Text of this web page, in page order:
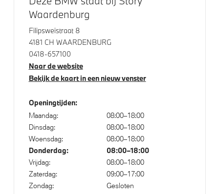
Aandrijving en onderstel
Laadkabel (Mode 3, 22kW)
Adaptief onderstel professional
Veiligheid
Akoestische waarschuwing voor voetgangers
Actieve Voetgangersbescherming
Waardenburg
Filipsweistraat 8
4181 CH WAARDENBURG
0418-657100
Naar de website
Bekijk de kaart in een nieuw venster
Openingtijden:
Maandag:
08:00–18:00
Dinsdag:
08:00–18:00
Woensdag:
08:00–18:00
Donderdag: 08:00–18:00
Vrijdag:
08:00–18:00
Zaterdag:
09:00–17:00
Zondag:
Gesloten